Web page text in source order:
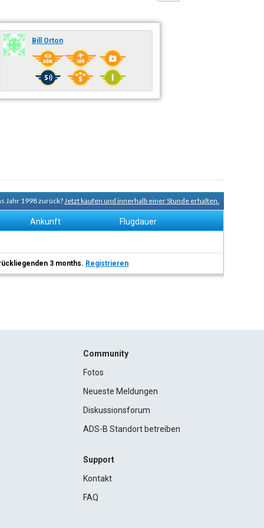
Bill Orton
Jahr 1998 zurück?Jetzt kaufen und innerhalb einer Stunde erhalten.
Ankunft Flugdauer
3 months. Registrieren
Community
Fotos
Neueste Meldungen
Diskussionsforum
ADS-B Standort betreiben
Support
Kontakt
FAQ